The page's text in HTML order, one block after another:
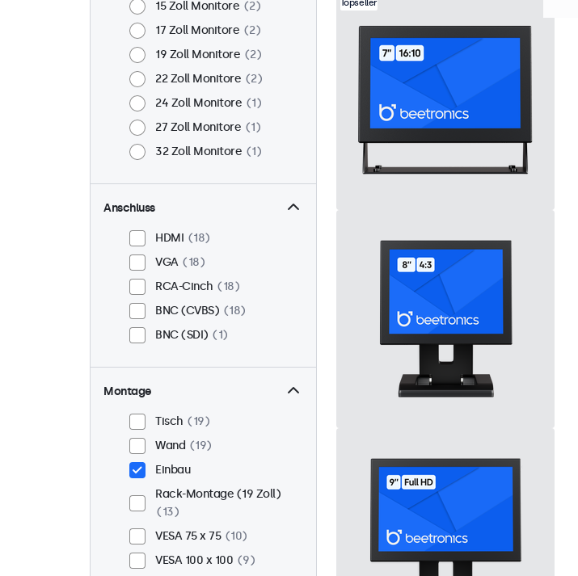
15 Zoll Monitore
2
17 Zoll Monitore
2
19 Zoll Monitore
2
22 Zoll Monitore
2
24 Zoll Monitore
1
27 Zoll Monitore
1
32 Zoll Monitore
1
Anschluss
HDMI
18
VGA
18
RCA-Cinch
18
BNC (CVBS)
18
BNC (SDI)
1
Montage
Tisch
19
Wand
19
Einbau
Rack-Montage (19 Zoll)
13
VESA 75 x 75
10
VESA 100 x 100
9
Topseller